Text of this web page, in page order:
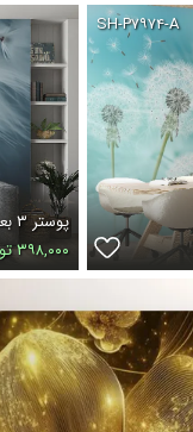
SH-P۷۹۷۴-A
پوستر ۳ بعدی طرح کلوز آپ دانه های قاصدک
۳۹۸,۰۰۰ تومان/ مترمربع